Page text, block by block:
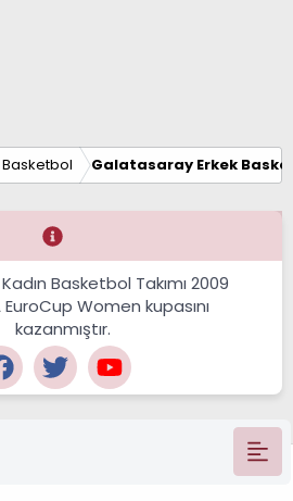
Galatasaray Erkek
Basketbol Takımı 2009
EuroCup Women kupasını
kazanmıştır.